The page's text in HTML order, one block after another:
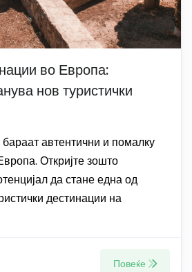
во Европа:
нов туристички
автентични и помалку
Откријте зошто
да стане една од
дестинации на
Повеќе